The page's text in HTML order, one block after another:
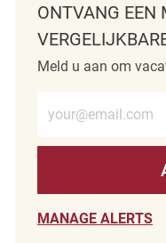
ONTVANG EEN
Meld u aan om
MANAGE ALERTS